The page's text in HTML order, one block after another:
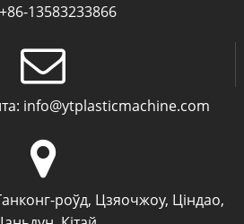
+86-13583233866
info@ytplasticmachine.com
роўд, Цзяочжоу, Ціндао,